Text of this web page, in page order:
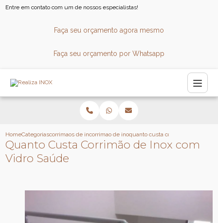
Entre em contato com um de nossos especialistas!
Faça seu orçamento agora mesmo
Faça seu orçamento por Whatsapp
HomeCategoriascorrimaos de inoxcorrimao de inox para escada caracol
quanto custa corrimao de inox
Quanto Custa Corrimão de Inox com
Vidro Saúde